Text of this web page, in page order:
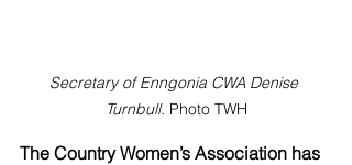
Secretary of Enngonia CWA Denise
Turnbull. Photo TWH
The Country Women’s Association has